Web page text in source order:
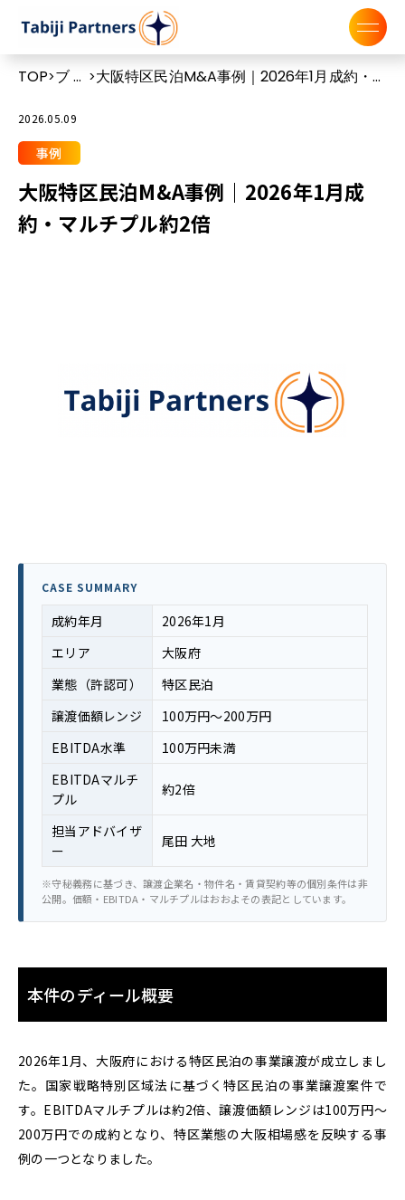
TOP>ブロ >大阪特区民泊M&A事例｜2026年1月成約・マ
2026.05.09
事例
大阪特区民泊M&A事例｜2026年1月成
約・マルチプル約2倍
CASE SUMMARY
成約年月
2026年1月
エリア
大阪府
業態（許認可）
特区民泊
譲渡価額レンジ
100万円〜200万円
EBITDA水準
100万円未満
EBITDAマルチ
プル
約2倍
担当アドバイザ
ー
尾田 大地
※守秘義務に基づき、譲渡企業名・物件名・賃貸契約等の個別条件は非
公開。価額・EBITDA・マルチプルはおおよその表記としています。
本件のディール概要
2026年1月、大阪府における特区民泊の事業譲渡が成立しまし
た。国家戦略特別区域法に基づく特区民泊の事業譲渡案件で
す。EBITDAマルチプルは約2倍、譲渡価額レンジは100万円〜
200万円での成約となり、特区業態の大阪相場感を反映する事
例の一つとなりました。